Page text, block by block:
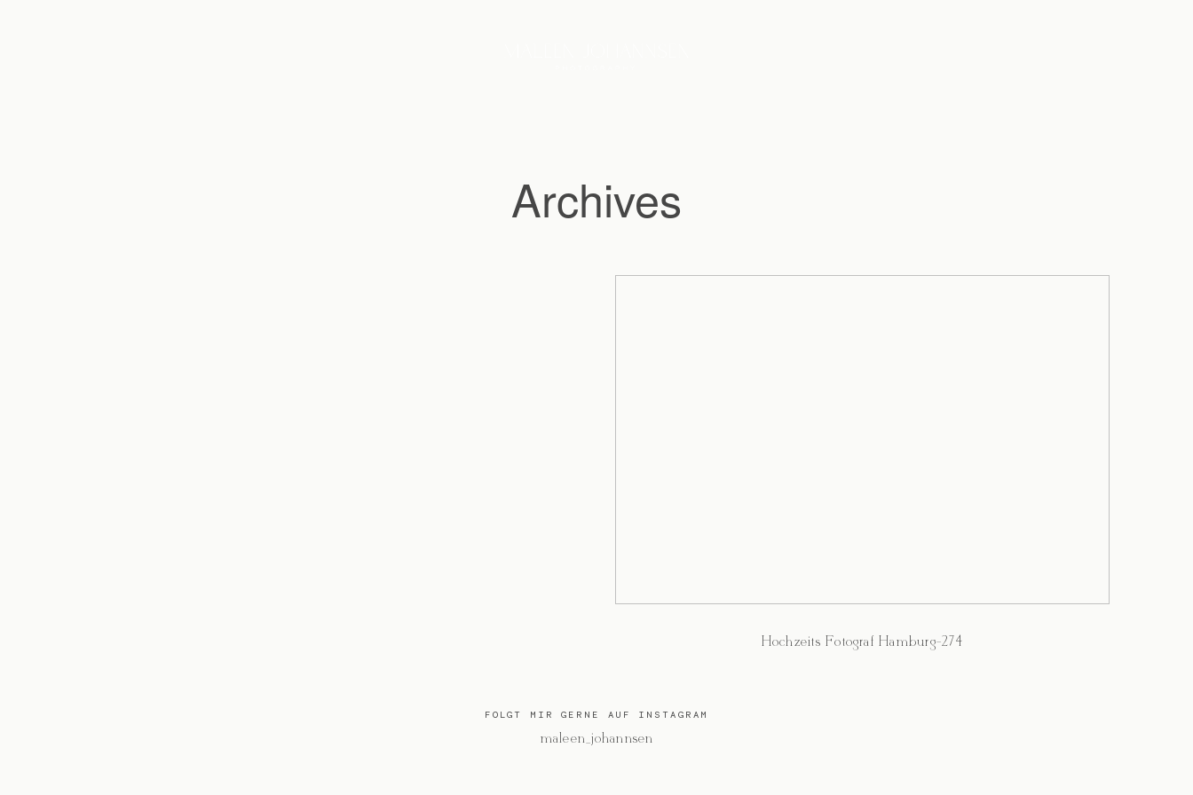
Archives
Hochzeits Fotograf Hamburg-274
FOLGT MIR GERNE AUF INSTAGRAM
@maleen_johannsen